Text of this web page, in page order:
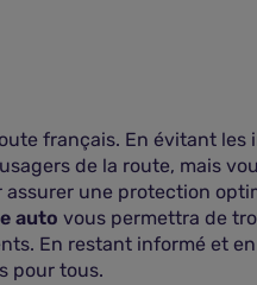
français. En évitant les
de la route, mais
une protection
auto vous permettra de
En restant informé et
pour tous.